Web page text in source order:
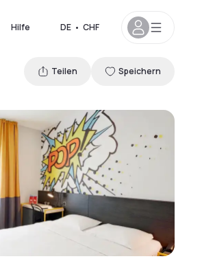
Hilfe DE • CHF
Teilen Speichern